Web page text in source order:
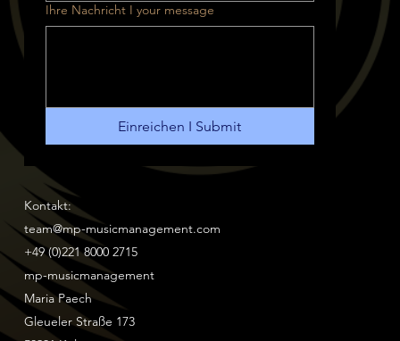
Ihre Nachricht I your message
Einreichen I Submit
Kontakt:
team@mp-musicmanagement.com
+49 (0)221 8000 2715
mp-musicmanagement
Maria Paech
Gleueler Straße 173